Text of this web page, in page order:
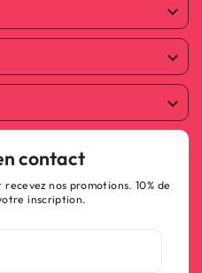



contact
nos promotions. 10% de
inscription.